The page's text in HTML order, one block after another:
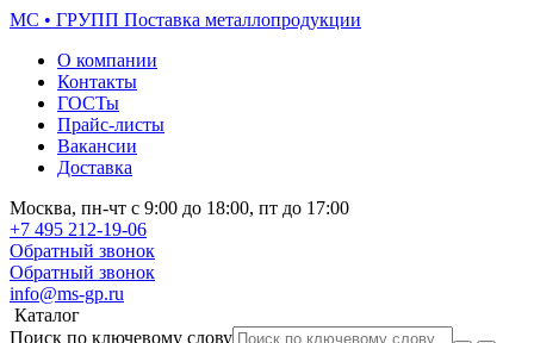
МС • ГРУПП Поставка металлопродукции
О компании
Контакты
ГОСТы
Прайс-листы
Вакансии
Доставка
Москва, пн-чт с 9:00 до 18:00, пт до 17:00
+7 495 212-19-06
Обратный звонок
Обратный звонок
info@ms-gp.ru
Каталог
Поиск по ключевому слову